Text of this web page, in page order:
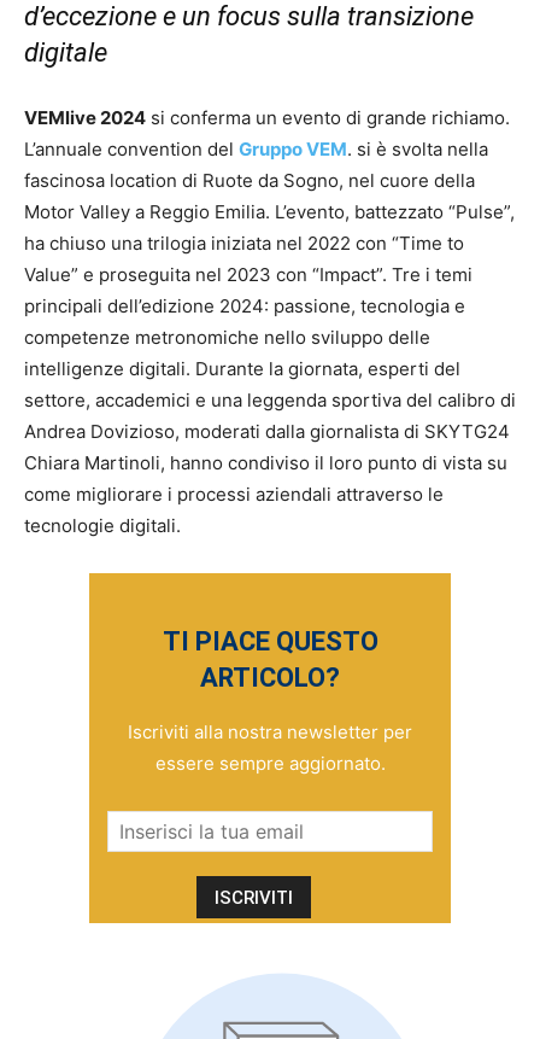
d’eccezione e un focus sulla transizione
digitale
VEMlive 2024 si conferma un evento di grande richiamo.
L’annuale convention del Gruppo VEM. si è svolta nella
fascinosa location di Ruote da Sogno, nel cuore della
Motor Valley a Reggio Emilia. L’evento, battezzato “Pulse”,
ha chiuso una trilogia iniziata nel 2022 con “Time to
Value” e proseguita nel 2023 con “Impact”. Tre i temi
principali dell’edizione 2024: passione, tecnologia e
competenze metronomiche nello sviluppo delle
intelligenze digitali. Durante la giornata, esperti del
settore, accademici e una leggenda sportiva del calibro di
Andrea Dovizioso, moderati dalla giornalista di SKYTG24
Chiara Martinoli, hanno condiviso il loro punto di vista su
come migliorare i processi aziendali attraverso le
tecnologie digitali.
TI PIACE QUESTO
ARTICOLO?
Iscriviti alla nostra newsletter per
essere sempre aggiornato.